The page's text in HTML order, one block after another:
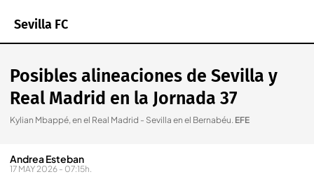
Sevilla FC
Posibles alineaciones de Sevilla y
Real Madrid en la Jornada 37
Kylian Mbappé, en el Real Madrid - Sevilla en el Bernabéu. EFE
Andrea Esteban
17 MAY 2026 - 07:15h.